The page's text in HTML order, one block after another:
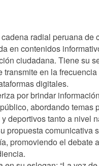
radial peruana de
en contenidos
ciudadana. Tiene su
transmite en la
digitales.
por brindar
abordando temas
deportivos tanto a nivel
propuesta comunicativa
promoviendo el debate